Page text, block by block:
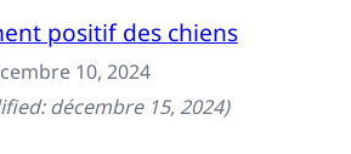
positif des chiens
10, 2024
décembre 15, 2024)